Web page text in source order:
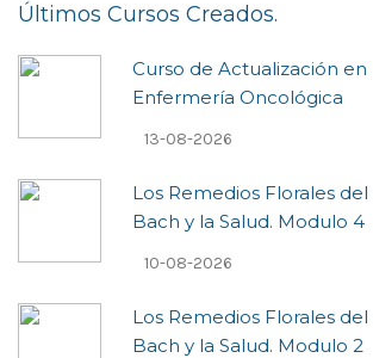
Últimos Cursos Creados.
Curso de Actualización en
Enfermería Oncológica
13-08-2026
Los Remedios Florales del
Bach y la Salud. Modulo 4
10-08-2026
Los Remedios Florales del
Bach y la Salud. Modulo 2